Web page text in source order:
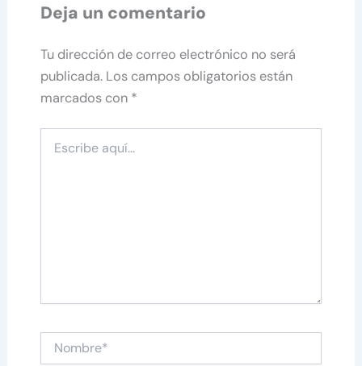
Deja un comentario
Tu dirección de correo electrónico no será
publicada. Los campos obligatorios están
marcados con *
aquí...
Nombre*